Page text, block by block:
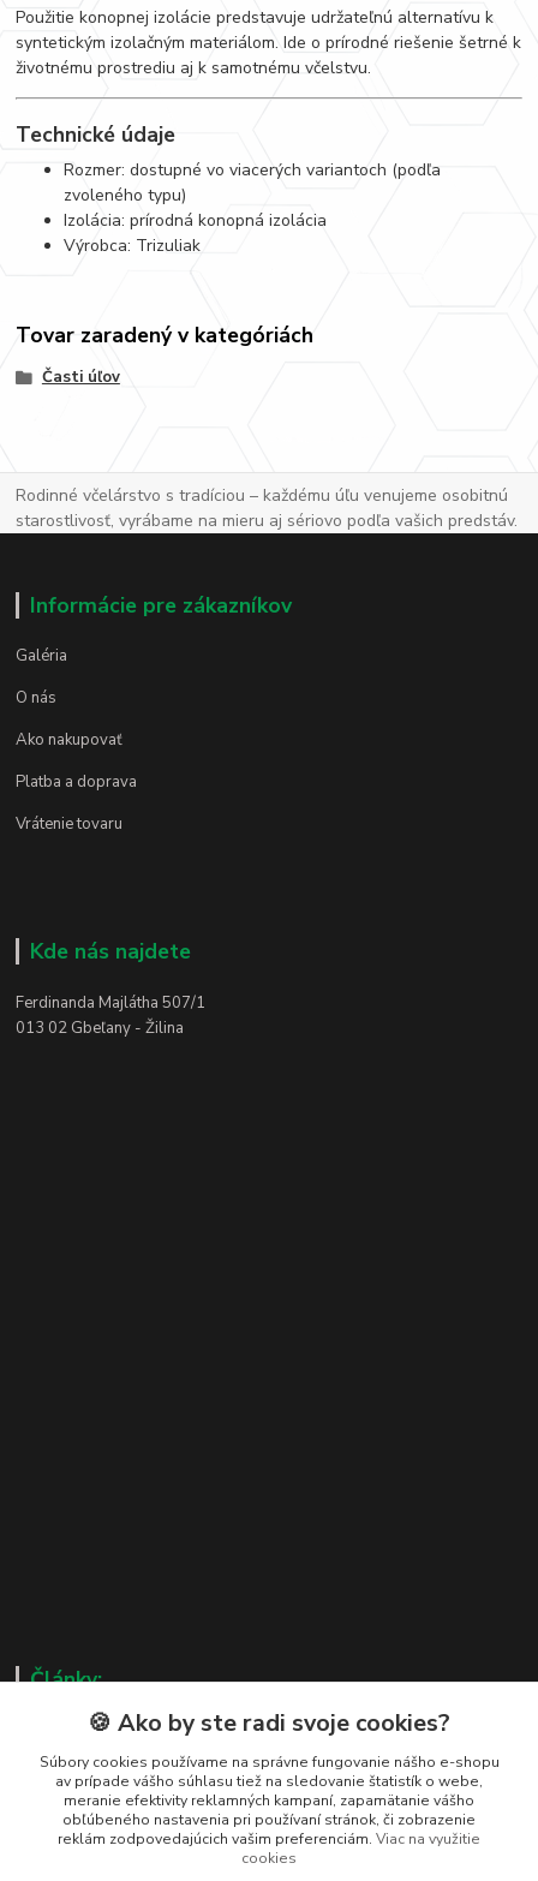
Použitie konopnej izolácie predstavuje udržateľnú alternatívu k
syntetickým izolačným materiálom. Ide o prírodné riešenie šetrné k
životnému prostrediu aj k samotnému včelstvu.
Technické údaje
Rozmer: dostupné vo viacerých variantoch (podľa
zvoleného typu)
Izolácia: prírodná konopná izolácia
Výrobca: Trizuliak
Tovar zaradený v kategóriách
Časti úľov
Rodinné včelárstvo s tradíciou – každému úľu venujeme osobitnú
starostlivosť, vyrábame na mieru aj sériovo podľa vašich predstáv.
Informácie pre zákazníkov
Galéria
O nás
Ako nakupovať
Platba a doprava
Vrátenie tovaru
Kde nás najdete
Ferdinanda Majlátha 507/1
013 02 Gbeľany - Žilina
Články:
Blog: Svet včlára a včiel
🍪 Ako by ste radi svoje cookies?
Súbory cookies používame na správne fungovanie nášho e-shopu
av prípade vášho súhlasu tiež na sledovanie štatistík o webe,
meranie efektivity reklamných kampaní, zapamätanie vášho
obľúbeného nastavenia pri používaní stránok, či zobrazenie
reklám zodpovedajúcich vašim preferenciám. Viac na využitie
cookies